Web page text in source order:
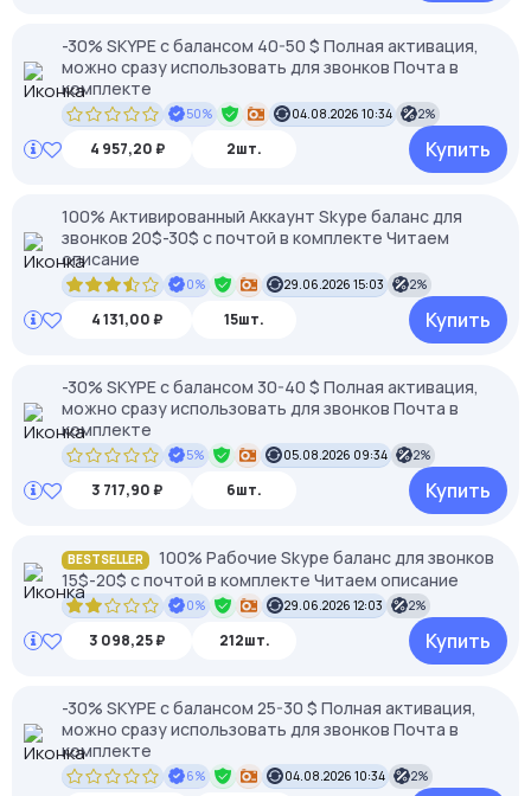
-30% SKYPE c балансом 40-50 $ Полная активация,
можно сразу использовать для звонков Почта в
комплекте
50% 04.08.2026 10:34 2%
4 957,20 ₽ 2шт. Купить
100% Активированный Аккаунт Skype баланс для
звонков 20$-30$ с почтой в комплекте Читаем
описание
0% 29.06.2026 15:03 2%
4 131,00 ₽ 15шт. Купить
-30% SKYPE c балансом 30-40 $ Полная активация,
можно сразу использовать для звонков Почта в
комплекте
5% 05.08.2026 09:34 2%
3 717,90 ₽ 6шт. Купить
BESTSELLER
100% Рабочие Skype баланс для звонков
15$-20$ с почтой в комплекте Читаем описание
0% 29.06.2026 12:03 2%
3 098,25 ₽ 212шт. Купить
-30% SKYPE c балансом 25-30 $ Полная активация,
можно сразу использовать для звонков Почта в
комплекте
6% 04.08.2026 10:34 2%